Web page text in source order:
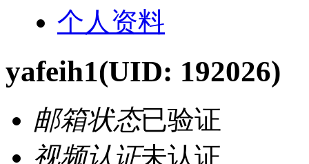
个人资料
yafeih1(UID: 192026)
邮箱状态已验证
视频认证未认证